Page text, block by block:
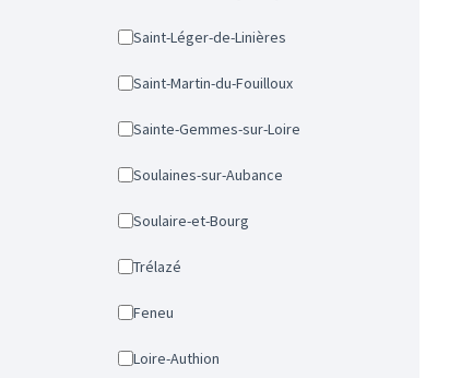
Saint-Léger-de-Linières
Saint-Martin-du-Fouilloux
Sainte-Gemmes-sur-Loire
Soulaines-sur-Aubance
Soulaire-et-Bourg
Trélazé
Feneu
Loire-Authion